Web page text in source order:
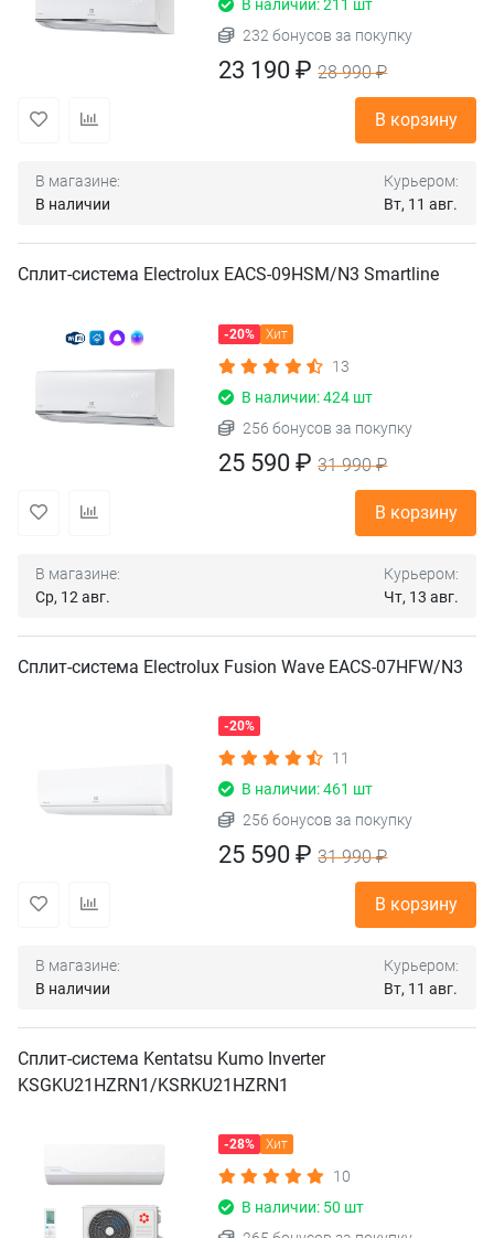
В наличии: 211 шт
232 бонусов за покупку
23 190 ₽28 990 ₽
В корзину
В магазине:
В наличии
Курьером:
Вт, 11 авг.
Сплит-система Electrolux EACS-09HSM/N3 Smartline
-20% Хит
13
В наличии: 424 шт
256 бонусов за покупку
25 590 ₽31 990 ₽
В корзину
В магазине:
Ср, 12 авг.
Курьером:
Чт, 13 авг.
Сплит-система Electrolux Fusion Wave EACS-07HFW/N3
-20%
11
В наличии: 461 шт
256 бонусов за покупку
25 590 ₽31 990 ₽
В корзину
В магазине:
В наличии
Курьером:
Вт, 11 авг.
Сплит-система Kentatsu Kumo Inverter
KSGKU21HZRN1/KSRKU21HZRN1
-28% Хит
10
В наличии: 50 шт